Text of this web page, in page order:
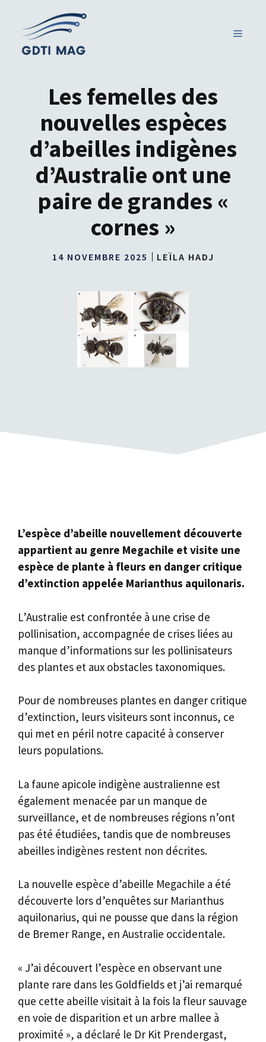
contenu
MENU
Les femelles des
nouvelles espèces
d’abeilles indigènes
d’Australie ont une
paire de grandes «
cornes »
14 NOVEMBRE 2025 LEÏLA HADJ
L’espèce d’abeille nouvellement découverte
appartient au genre Megachile et visite une
espèce de plante à fleurs en danger critique
d’extinction appelée Marianthus aquilonaris.
L’Australie est confrontée à une crise de
pollinisation, accompagnée de crises liées au
manque d’informations sur les pollinisateurs
des plantes et aux obstacles taxonomiques.
Pour de nombreuses plantes en danger critique
d’extinction, leurs visiteurs sont inconnus, ce
qui met en péril notre capacité à conserver
leurs populations.
La faune apicole indigène australienne est
également menacée par un manque de
surveillance, et de nombreuses régions n’ont
pas été étudiées, tandis que de nombreuses
abeilles indigènes restent non décrites.
La nouvelle espèce d’abeille Megachile a été
découverte lors d’enquêtes sur Marianthus
aquilonarius, qui ne pousse que dans la région
de Bremer Range, en Australie occidentale.
« J’ai découvert l’espèce en observant une
plante rare dans les Goldfields et j’ai remarqué
que cette abeille visitait à la fois la fleur sauvage
en voie de disparition et un arbre mallee à
proximité », a déclaré le Dr Kit Prendergast,